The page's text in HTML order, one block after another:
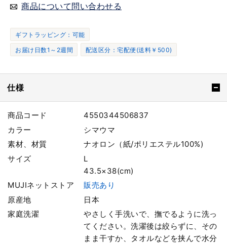
商品について問い合わせる
ギフトラッピング：可能
お届け日数1～2週間
配送区分：宅配便(送料￥500)
仕様
商品コード
4550344506837
カラー
シマウマ
素材、材質
ナオロン（紙/ポリエステル100%)
サイズ
L
43.5×38(cm)
MUJIネットストア
販売あり
原産地
日本
家庭洗濯
やさしく手洗いで、撫でるように洗っ
てください。洗濯後は絞らずに、その
まま干すか、タオルなどを挟んで水分